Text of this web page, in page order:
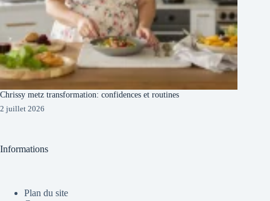
Chrissy metz transformation: confidences et routines
2 juillet 2026
Informations
Plan du site